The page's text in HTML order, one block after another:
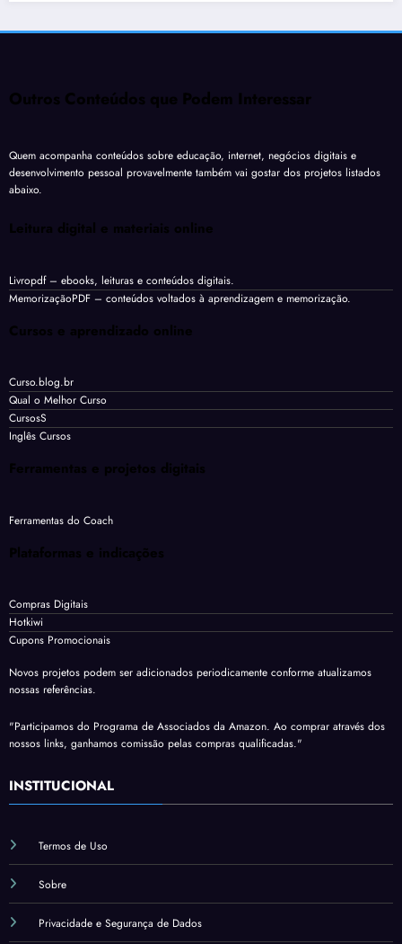
Outros Conteúdos que Podem Interessar
Quem acompanha conteúdos sobre educação, internet, negócios digitais e
desenvolvimento pessoal provavelmente também vai gostar dos projetos listados
abaixo.
Leitura digital e materiais online
Livropdf– ebooks, leituras e conteúdos digitais.
MemorizaçãoPDF – conteúdos voltados à aprendizagem e memorização.
Cursos e aprendizado online
Curso.blog.br
Qual o Melhor Curso
CursosS
Inglês Cursos
Ferramentas e projetos digitais
Ferramentas do Coach
Plataformas e indicações
Compras Digitais
Hotkiwi
Cupons Promocionais
Novos projetos podem ser adicionados periodicamente conforme atualizamos
nossas referências.
"Participamos do Programa de Associados da Amazon. Ao comprar através dos
nossos links, ganhamos comissão pelas compras qualificadas."
INSTITUCIONAL
Termos de Uso
Sobre
Privacidade e Segurança de Dados